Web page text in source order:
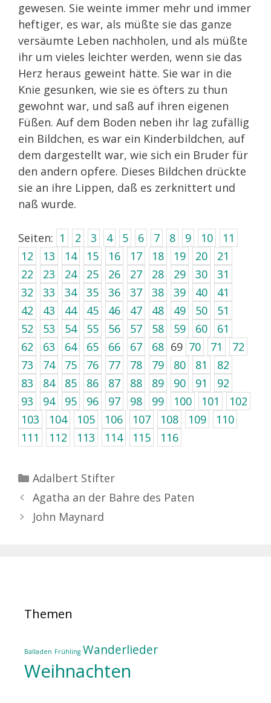
gewesen. Sie weinte immer mehr und immer
heftiger, es war, als müßte sie das ganze
versäumte Leben nachholen, und als müßte
ihr um vieles leichter werden, wenn sie das
Herz heraus geweint hätte. Sie war in die
Knie gesunken, wie sie es öfters zu thun
gewohnt war, und saß auf ihren eigenen
Füßen. Auf dem Boden neben ihr lag zufällig
ein Bildchen, es war ein Kinderbildchen, auf
dem dargestellt war, wie sich ein Bruder für
den andern opfere. Dieses Bildchen drückte
sie an ihre Lippen, daß es zerknittert und
naß wurde.
Seiten: 1 2 3 4 5 6 7 8 9 10
11
12
13 14 15 16 17 18 19 20
21
22
23 24 25 26 27 28 29 30
31
32
33 34 35 36 37 38 39 40
41
42
43 44 45 46 47 48 49 50
51
52
53 54 55 56 57 58 59 60
61
62
63 64 65 66 67 68 69 70 71
72
73
74 75 76 77 78 79 80 81
82
83
84 85 86 87 88 89 90 91
92
93
94 95 96 97 98 99 100 101
102
103
104 105 106 107 108 109
110
111
112 113 114 115 116
Kategorien
Adalbert Stifter
Agatha an der Bahre des Paten
John Maynard
Themen
Balladen Frühling Wanderlieder
Weihnachten